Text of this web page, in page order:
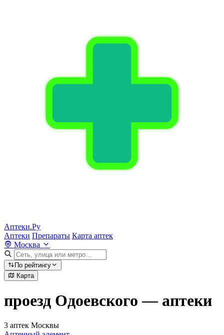
Аптеки.Ру
Аптеки Препараты Карта аптек
Москва
По рейтингу
Карта
проезд Одоевского — аптеки
3 аптек Москвы